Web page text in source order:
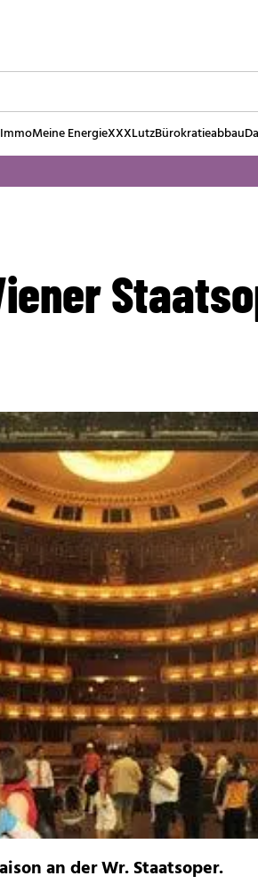
Meine EnergieXXXLutzBürokratieabbau
an der Wr. Staatsoper.